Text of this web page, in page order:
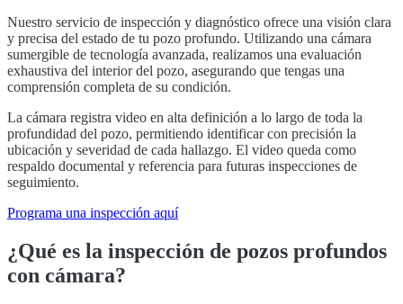
Nuestro servicio de inspección y diagnóstico ofrece una visión clara
y precisa del estado de tu pozo profundo. Utilizando una cámara
sumergible de tecnología avanzada, realizamos una evaluación
exhaustiva del interior del pozo, asegurando que tengas una
comprensión completa de su condición.
La cámara registra video en alta definición a lo largo de toda la
profundidad del pozo, permitiendo identificar con precisión la
ubicación y severidad de cada hallazgo. El video queda como
respaldo documental y referencia para futuras inspecciones de
seguimiento.
Programa una inspección aquí
¿Qué es la inspección de pozos profundos
con cámara?